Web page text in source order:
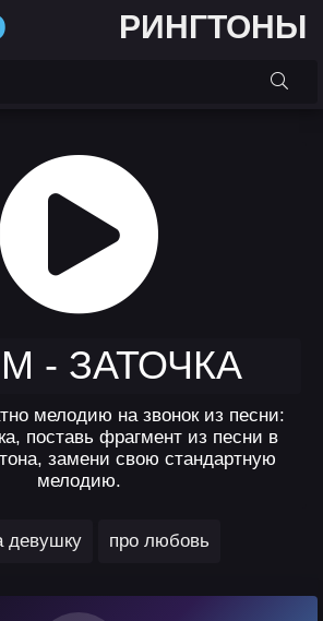
РИНГТОНЫ
- ЗАТОЧКА
мелодию на звонок из песни:
поставь фрагмент из песни в
замени свою стандартную
мелодию.
девушку
про любовь